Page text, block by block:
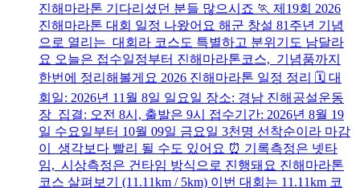
진해마라톤 기다리셨던 분들 많으시죠 🏃 제19회 2026
진해마라톤 대회 일정 나왔어요 해군 창설 81주년 기념
으로 열리는 대회라 코스도 특별하고 분위기도 남달라
요 오늘은 접수일정부터 진해마라톤코스, 기념품까지
한번에 정리해볼게요 2026 진해마라톤 일정 정리 🗓️ 대
회일: 2026년 11월 8일 일요일 장소: 경남 진해공설운동
장 집결: 오전 8시, 출발은 9시 접수기간: 2026년 8월 19
일 수요일부터 10월 09일 금요일 3천명 선착순이라 마감
이 생각보다 빨리 될 수도 있어요 ⏰ 기록측정은 넷타
임, 시상측정은 건타임 방식으로 진행돼요 진해마라톤
코스 살펴보기 (11.11km / 5km) 이번 대회는 11.11km 코